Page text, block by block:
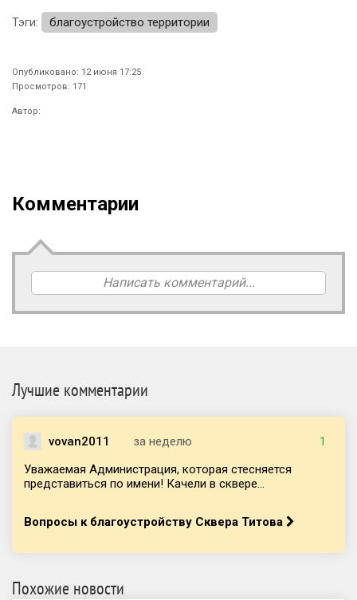
Тэги: благоустройство территории
Опубликовано: 12 июня 17:25
Просмотров: 171
Автор:
Комментарии
Написать комментарий...
Лучшие комментарии
vovan2011 за неделю
1
Уважаемая Администрация, которая стесняется
представиться по имени! Качели в сквере...
Вопросы к благоустройству Сквера Титова
Похожие новости